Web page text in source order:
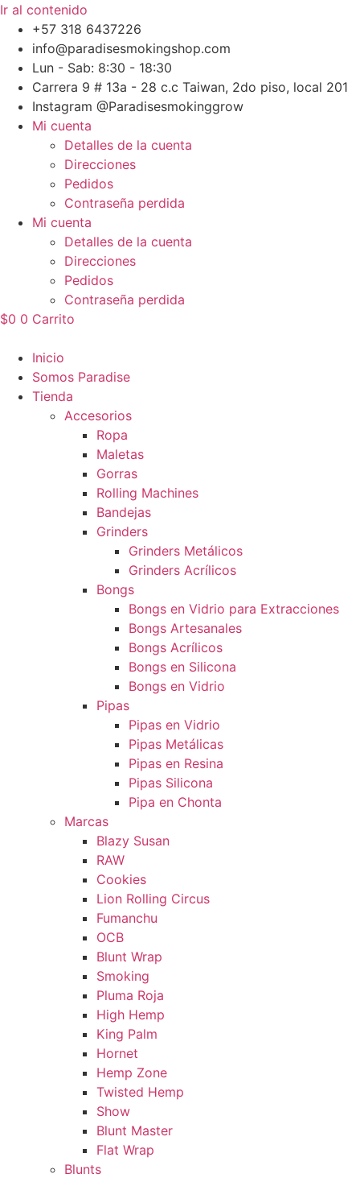
Ir al contenido
+57 318 6437226
info@paradisesmokingshop.com
Lun - Sab: 8:30 - 18:30
Carrera 9 # 13a - 28 c.c Taiwan, 2do piso, local 201
Instagram @Paradisesmokinggrow
Mi cuenta
Detalles de la cuenta
Direcciones
Pedidos
Contraseña perdida
Mi cuenta
Detalles de la cuenta
Direcciones
Pedidos
Contraseña perdida
$0 0 Carrito
Inicio
Somos Paradise
Tienda
Accesorios
Ropa
Maletas
Gorras
Rolling Machines
Bandejas
Grinders
Grinders Metálicos
Grinders Acrílicos
Bongs
Bongs en Vidrio para Extracciones
Bongs Artesanales
Bongs Acrílicos
Bongs en Silicona
Bongs en Vidrio
Pipas
Pipas en Vidrio
Pipas Metálicas
Pipas en Resina
Pipas Silicona
Pipa en Chonta
Marcas
Blazy Susan
RAW
Cookies
Lion Rolling Circus
Fumanchu
OCB
Blunt Wrap
Smoking
Pluma Roja
High Hemp
King Palm
Hornet
Hemp Zone
Twisted Hemp
Show
Blunt Master
Flat Wrap
Blunts